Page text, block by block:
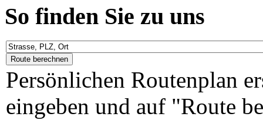
So finden Sie zu uns
Persönlichen Routenplan
eingeben und auf "Route